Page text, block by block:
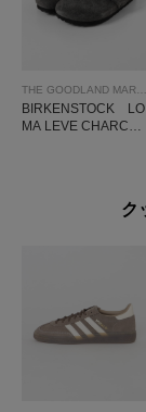
BIRKENSTOCK LO
MA LEVE CHARCOA
ク